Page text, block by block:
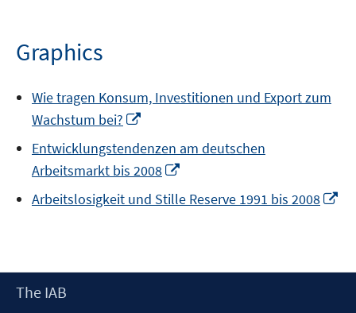
Graphics
Wie tragen Konsum, Investitionen und Export zum
Wachstum bei?
a
new
window
Entwicklungstendenzen am deutschen
Arbeitsmarkt bis 2008
a
Arbeitslosigkeit und Stille Reserve 1991 bis 2008
Footer
The IAB